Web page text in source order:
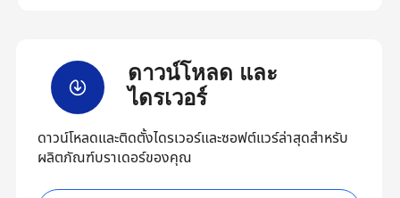
ดาวน์โหลด และ
ไดรเวอร์
ดาวน์โหลดและติดตั้งไดรเวอร์และซอฟต์แวร์ล่าสุดสำหรับ
ผลิตภัณฑ์บราเดอร์ของคุณ